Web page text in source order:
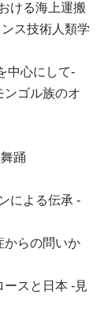
る海上運搬
ス技術人類学
心にして-
ゴル族のオ
踊
よる伝承 -
らの問いか
スと日本 -見